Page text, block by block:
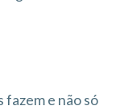
fazem e não só